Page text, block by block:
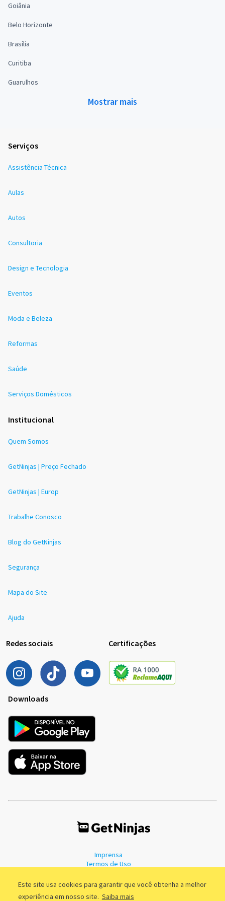
Este site usa cookies para garantir que você obtenha a melhor
experiência em nosso site. Saiba mais
Goiânia
Belo Horizonte
Brasília
Curitiba
Guarulhos
Mostrar mais
Serviços
Assistência Técnica
Aulas
Autos
Consultoria
Design e Tecnologia
Eventos
Moda e Beleza
Reformas
Saúde
Serviços Domésticos
Institucional
Quem Somos
GetNinjas | Preço Fechado
GetNinjas | Europ
Trabalhe Conosco
Blog do GetNinjas
Segurança
Mapa do Site
Ajuda
Redes sociais Certificações
Downloads
Imprensa
Termos de Uso